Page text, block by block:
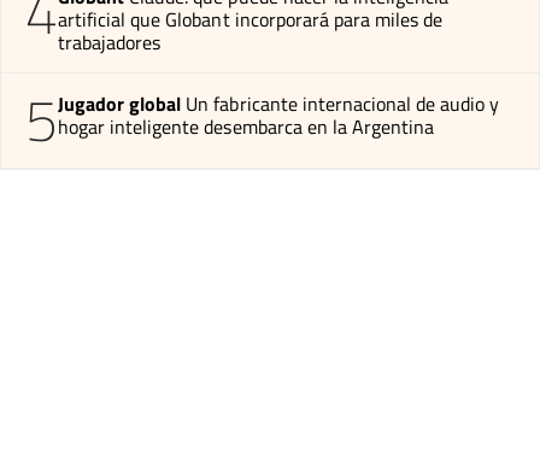
artificial que Globant incorporará para miles de
trabajadores
5Jugador global Un fabricante internacional de audio y
hogar inteligente desembarca en la Argentina